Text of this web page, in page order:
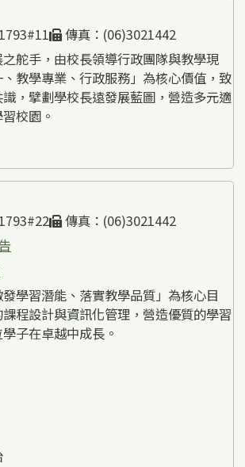
傳真：(06)3021442
舵手，由校長領導行政團隊與教學現
教學專業、行政服務」為核心價值，致
，擘劃學校長遠發展藍圖，營造多元適
校園。
傳真：(06)3021442
學習潛能、落實教學品質」為核心目
程設計與資訊化管理，營造優質的學習
子在卓越中成長。